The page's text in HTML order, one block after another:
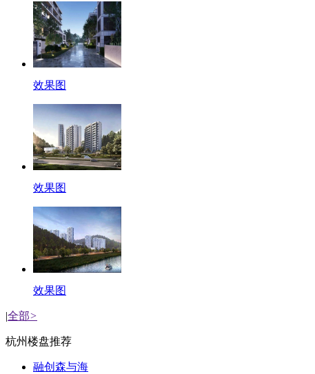
效果图
效果图
效果图
|全部>
杭州楼盘推荐
融创森与海